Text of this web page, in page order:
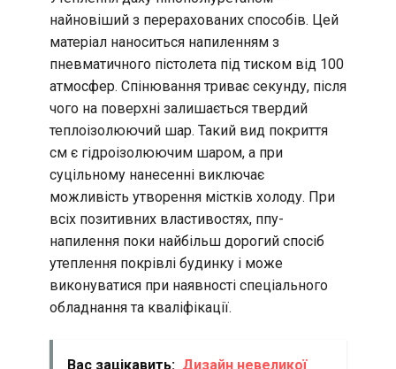
найновіший з перерахованих способів. Цей
матеріал наноситься напиленням з
пневматичного пістолета під тиском від 100
атмосфер. Спінювання триває секунду, після
чого на поверхні залишається твердий
теплоізолюючий шар. Такий вид покриття
см є гідроізолюючим шаром, а при
суцільному нанесенні виключає
можливість утворення містків холоду. При
всіх позитивних властивостях, ппу-
напилення поки найбільш дорогий спосіб
утеплення покрівлі будинку і може
виконуватися при наявності спеціального
обладнання та кваліфікації.
Вас зацікавить: Дизайн невеликої